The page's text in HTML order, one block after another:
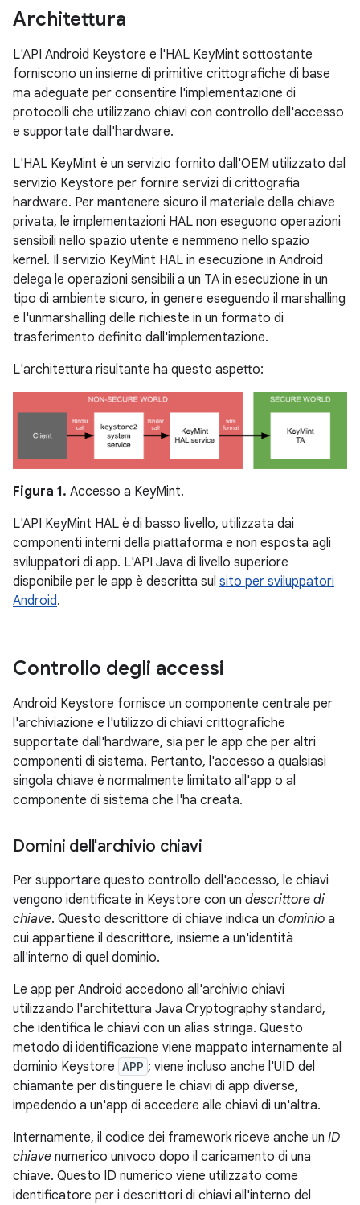
Architettura
L'API Android Keystore e l'HAL KeyMint sottostante
forniscono un insieme di primitive crittografiche di base
ma adeguate per consentire l'implementazione di
protocolli che utilizzano chiavi con controllo dell'accesso
e supportate dall'hardware.
L'HAL KeyMint è un servizio fornito dall'OEM utilizzato dal
servizio Keystore per fornire servizi di crittografia
hardware. Per mantenere sicuro il materiale della chiave
privata, le implementazioni HAL non eseguono operazioni
sensibili nello spazio utente e nemmeno nello spazio
kernel. Il servizio KeyMint HAL in esecuzione in Android
delega le operazioni sensibili a un TA in esecuzione in un
tipo di ambiente sicuro, in genere eseguendo il marshalling
e l'unmarshalling delle richieste in un formato di
trasferimento definito dall'implementazione.
L'architettura risultante ha questo aspetto:
Figura 1. Accesso a KeyMint.
L'API KeyMint HAL è di basso livello, utilizzata dai
componenti interni della piattaforma e non esposta agli
sviluppatori di app. L'API Java di livello superiore
disponibile per le app è descritta sul sito per sviluppatori
Android.
Controllo degli accessi
Android Keystore fornisce un componente centrale per
l'archiviazione e l'utilizzo di chiavi crittografiche
supportate dall'hardware, sia per le app che per altri
componenti di sistema. Pertanto, l'accesso a qualsiasi
singola chiave è normalmente limitato all'app o al
componente di sistema che l'ha creata.
Domini dell'archivio chiavi
Per supportare questo controllo dell'accesso, le chiavi
vengono identificate in Keystore con un descrittore di
chiave. Questo descrittore di chiave indica un dominio a
cui appartiene il descrittore, insieme a un'identità
all'interno di quel dominio.
Le app per Android accedono all'archivio chiavi
utilizzando l'architettura Java Cryptography standard,
che identifica le chiavi con un alias stringa. Questo
metodo di identificazione viene mappato internamente al
dominio Keystore APP ; viene incluso anche l'UID del
chiamante per distinguere le chiavi di app diverse,
impedendo a un'app di accedere alle chiavi di un'altra.
Internamente, il codice dei framework riceve anche un ID
chiave numerico univoco dopo il caricamento di una
chiave. Questo ID numerico viene utilizzato come
identificatore per i descrittori di chiavi all'interno del